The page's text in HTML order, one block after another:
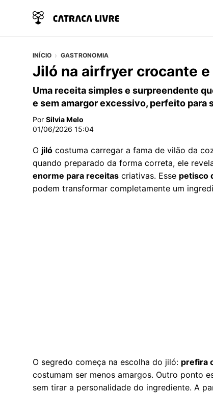
INÍCIO GASTRONOMIA
Jiló na airfryer crocante
Uma receita simples e surpreendente
e sem amargor excessivo, perfeito para
Por Silvia Melo
01/06/2026 15:04
O jiló costuma carregar a fama de vilão da
quando preparado da forma correta, ele
enorme para receitas criativas. Esse petisco
podem transformar completamente um
O segredo começa na escolha do jiló: prefira
costumam ser menos amargos. Outro ponto
sem tirar a personalidade do ingrediente. A